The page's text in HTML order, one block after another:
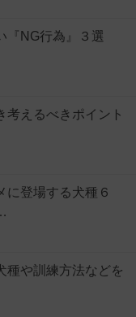
『NG行為』３選
考えるべきポイント
に登場する犬種６
種や訓練方法などを